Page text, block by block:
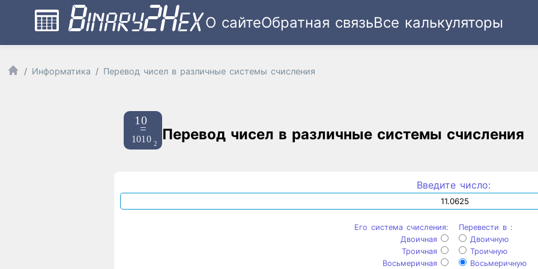
О сайтеОбратная связьВсе калькуляторы
Информатика Перевод чисел в различные системы счисления
Перевод чисел в различные системы счисления
Введите число:
Его система счисления:
Двоичная
Троичная
Восьмеричная
Перевести в :
Двоичную
Троичную
Восьмеричную